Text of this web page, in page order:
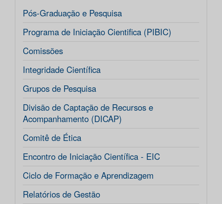
Pós-Graduação e Pesquisa
Programa de Iniciação Cientifica (PIBIC)
Comissões
Integridade Científica
Grupos de Pesquisa
Divisão de Captação de Recursos e
Acompanhamento (DICAP)
Comitê de Ética
Encontro de Iniciação Científica - EIC
Ciclo de Formação e Aprendizagem
Relatórios de Gestão